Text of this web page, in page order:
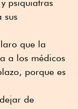
psiquiatras
sus
que la
a los médicos
porque es
de